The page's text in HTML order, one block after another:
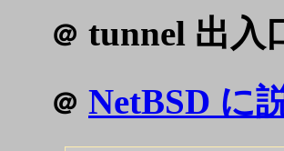
＠ tunnel 出入
＠ NetBSD に